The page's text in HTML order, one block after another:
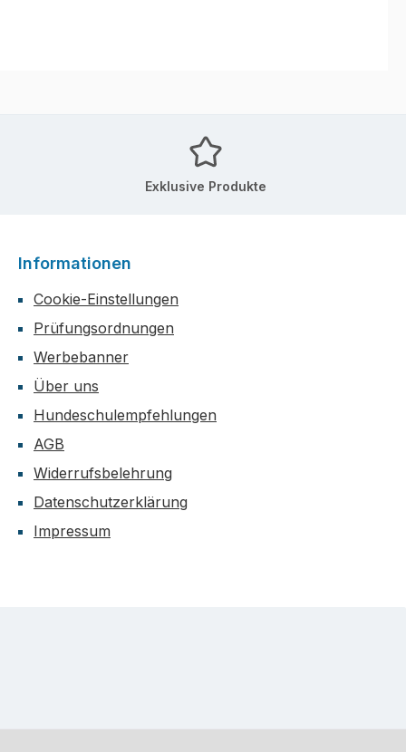
Exklusive Produkte
Informationen
Cookie-Einstellungen
Prüfungsordnungen
Werbebanner
Über uns
Hundeschulempfehlungen
AGB
Widerrufsbelehrung
Datenschutzerklärung
Impressum